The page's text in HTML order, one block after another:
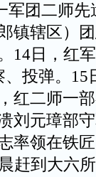
团二师先
镇辖区）
14日，红
投弹。15
红二师一
刘元璋部
率领在铁
赶到大六